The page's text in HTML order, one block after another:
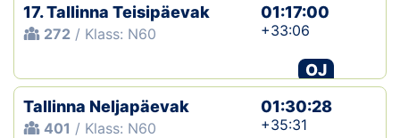
17. Tallinna Teisipäevak
272 / Klass: N60
01:17:00
+33:06
OJ
Tallinna Neljapäevak
401 / Klass: N60
01:30:28
+35:31